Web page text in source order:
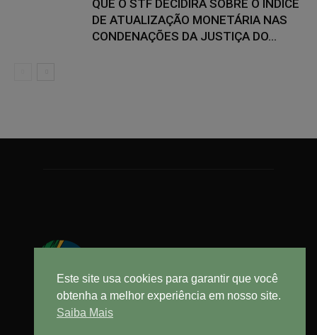
QUE O STF DECIDIRÁ SOBRE O ÍNDICE
DE ATUALIZAÇÃO MONETÁRIA NAS
CONDENAÇÕES DA JUSTIÇA DO...
Este site usa cookies para garantir que você
obtenha a melhor experiência em nosso site.
Saiba Mais